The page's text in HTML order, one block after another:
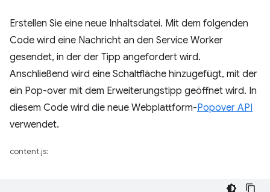
Erstellen Sie eine neue Inhaltsdatei. Mit dem folgenden
Code wird eine Nachricht an den Service Worker
gesendet, in der der Tipp angefordert wird.
Anschließend wird eine Schaltfläche hinzugefügt, mit der
ein Pop-over mit dem Erweiterungstipp geöffnet wird. In
diesem Code wird die neue Webplattform-Popover API
verwendet.
content.js: